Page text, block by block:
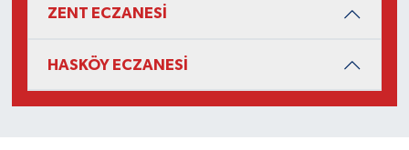
ZENT ECZANESİ
HASKÖY ECZANESİ